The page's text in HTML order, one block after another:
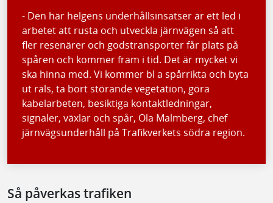
- Den här helgens underhållsinsatser är ett led i
arbetet att rusta och utveckla järnvägen så att
fler resenärer och godstransporter får plats på
spåren och kommer fram i tid. Det är mycket vi
ska hinna med. Vi kommer bl a spårrikta och byta
ut räls, ta bort störande vegetation, göra
kabelarbeten, besiktiga kontaktledningar,
signaler, växlar och spår, Ola Malmberg, chef
järnvägsunderhåll på Trafikverkets södra region.
Så påverkas trafiken